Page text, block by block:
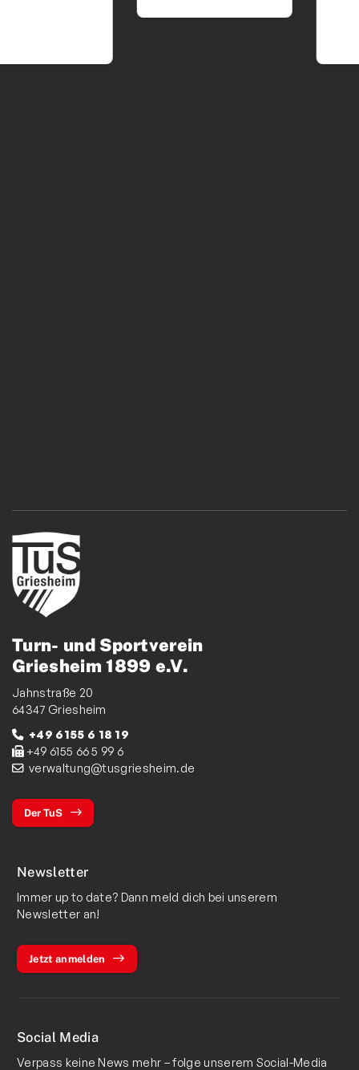
Turn- und Sportverein
Griesheim 1899 e.V.
Jahnstraße 20
64347 Griesheim
+49 6155 6 18 19
+49 6155 66 5 99 6
verwaltung@tusgriesheim.de
Der TuS
Newsletter
Immer up to date? Dann meld dich bei unserem
Newsletter an!
Jetzt anmelden
Social Media
Verpass keine News mehr – folge unserem Social-Media